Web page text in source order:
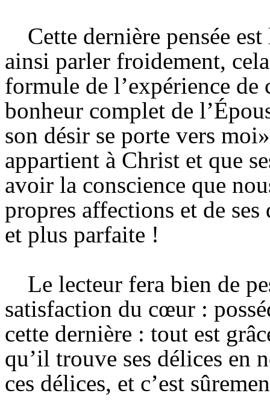
Cette dernière pensée
ainsi parler froidement,
formule de l’expérience
bonheur complet de
son désir se porte vers
appartient à Christ et que
avoir la conscience que
propres affections et de
et plus parfaite !
Le lecteur fera bien de
satisfaction du cœur :
cette dernière : tout est
qu’il trouve ses délices en
ces délices, et c’est